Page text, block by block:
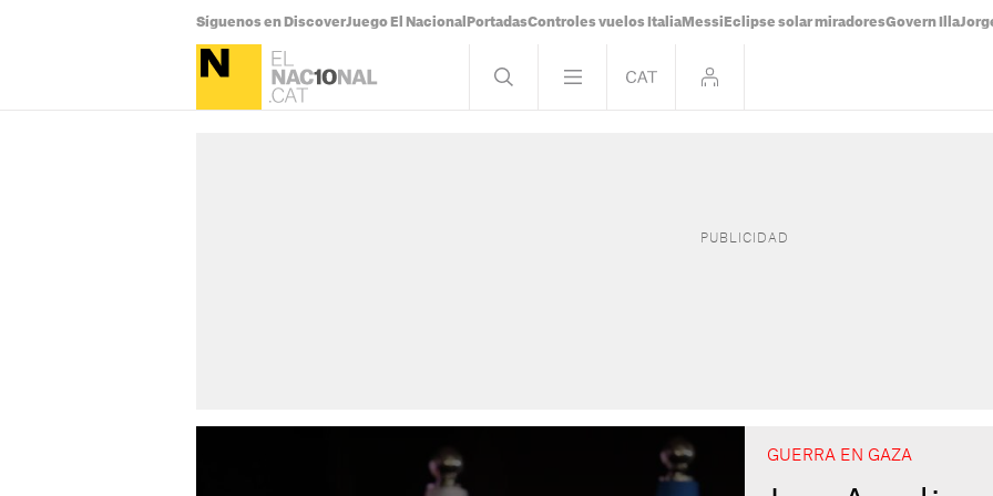
Síguenos en DiscoverJuego El Nacional PortadasControles vuelos Italia Messi Eclipse solar miradoresGovern Illa
GUERRA EN GAZA